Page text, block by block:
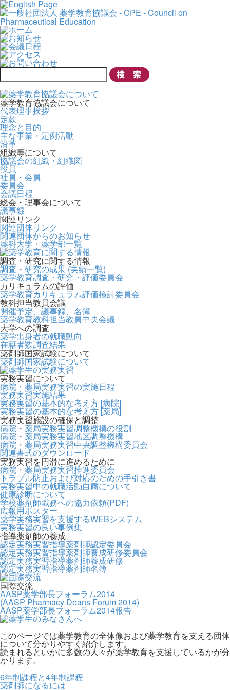
薬学教育協議会について
代表理事挨拶
定款
理念と目的
主な事業・定例活動
沿革
組織等について
協議会の組織・組織図
役員
社員・会員
委員会
会議日程
総会・理事会について
議事録
関連リンク
関連団体リンク
関連団体からのお知らせ
薬科大学・薬学部一覧
調査・研究に関する情報
調査・研究の成果 (実績一覧)
薬学教育調査・研究・評価委員会
カリキュラムの評価
薬学教育カリキュラム評価検討委員会
教科担当教員会議
開催予定、議事録、名簿
薬学教育教科担当教員中央会議
大学への調査
薬学出身者の就職動向
在籍者数調査結果
薬剤師国家試験について
薬剤師国家試験について
実務実習について
病院・薬局実務実習の実施日程
実務実習実施結果
実務実習の基本的な考え方 [病院]
実務実習の基本的な考え方 [薬局]
実務実習施設の確保と調整
病院・薬局実務実習調整機構の役割
病院・薬局実務実習地区調整機構
病院・薬局実務実習中央調整機構委員会
関連書式のダウンロード
実務実習を円滑に進めるために
病院・薬局実務実習推進委員会
トラブル防止および対応のための手引き書
実務実習中の就職活動自粛について
健康診断について
学校薬剤師職務への協力依頼(PDF)
広報用ポスター
薬学実務実習を支援するWEBシステム
実務実習の良い事例集
指導薬剤師の養成
認定実務実習指導薬剤師認定委員会
認定実務実習指導薬剤師養成研修委員会
認定実務実習指導薬剤師養成研修
認定実務実習指導薬剤師名簿
国際交流
AASP薬学部長フォーラム2014
(AASP Pharmacy Deans Forum 2014)
AASP薬学部長フォーラム2014報告
このページでは薬学教育の全体像および薬学教育を支える団体
について分かりやすく紹介します。
読まれるといかに多数の人々が薬学教育を支援しているかが分
かります。
6年制課程と4年制課程
薬剤師になるには